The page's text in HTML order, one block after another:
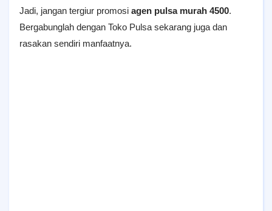
Jadi, jangan tergiur promosi agen pulsa murah 4500.
Bergabunglah dengan Toko Pulsa sekarang juga dan
rasakan sendiri manfaatnya.